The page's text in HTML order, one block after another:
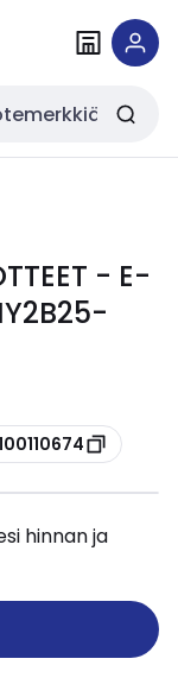
- E-
hinnan ja